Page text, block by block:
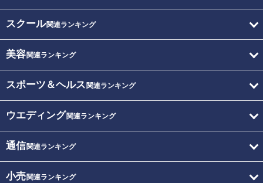
スクール関連ランキング
美容関連ランキング
スポーツ＆ヘルス 関連ランキング
ウエディング関連ランキング
通信関連ランキング
小売関連ランキング